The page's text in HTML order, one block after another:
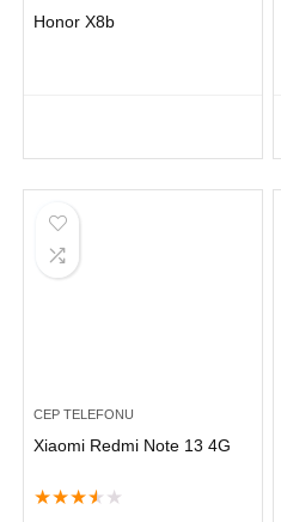
Honor X8b
CEP TELEFONU
Xiaomi Redmi Note 13 4G
★★★★ ★